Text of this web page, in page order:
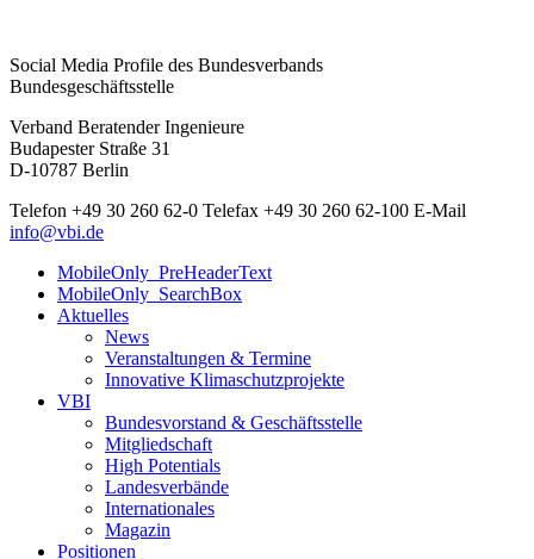
Social Media Profile des Bundesverbands
Bundesgeschäftsstelle
Verband Beratender Ingenieure
Budapester Straße 31
D-10787 Berlin
Telefon +49 30 260 62-0 Telefax +49 30 260 62-100 E-Mail
info@vbi.de
MobileOnly_PreHeaderText
MobileOnly_SearchBox
Aktuelles
News
Veranstaltungen & Termine
Innovative Klimaschutzprojekte
VBI
Bundesvorstand & Geschäftsstelle
Mitgliedschaft
High Potentials
Landesverbände
Internationales
Magazin
Positionen